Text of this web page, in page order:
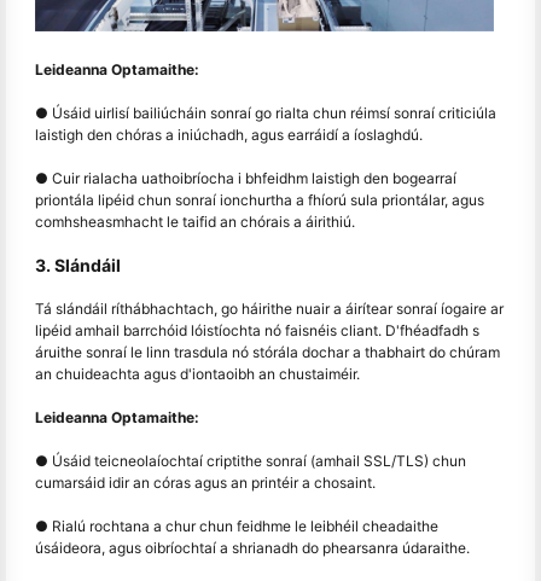
Leideanna Optamaithe:
● Úsáid uirlisí bailiúcháin sonraí go rialta chun réimsí sonraí criticiúla
laistigh den chóras a iniúchadh, agus earráidí a íoslaghdú.
● Cuir rialacha uathoibríocha i bhfeidhm laistigh den bogearraí
priontála lipéid chun sonraí ionchurtha a fhíorú sula priontálar, agus
comhsheasmhacht le taifid an chórais a áirithiú.
3. Slándáil
Tá slándáil ríthábhachtach, go háirithe nuair a áirítear sonraí íogaire ar
lipéid amhail barrchóid lóistíochta nó faisnéis cliant. D'fhéadfadh s
áruithe sonraí le linn trasdula nó stórála dochar a thabhairt do chúram
an chuideachta agus d'iontaoibh an chustaiméir.
Leideanna Optamaithe:
● Úsáid teicneolaíochtaí criptithe sonraí (amhail SSL/TLS) chun
cumarsáid idir an córas agus an printéir a chosaint.
● Rialú rochtana a chur chun feidhme le leibhéil cheadaithe
úsáideora, agus oibríochtaí a shrianadh do phearsanra údaraithe.